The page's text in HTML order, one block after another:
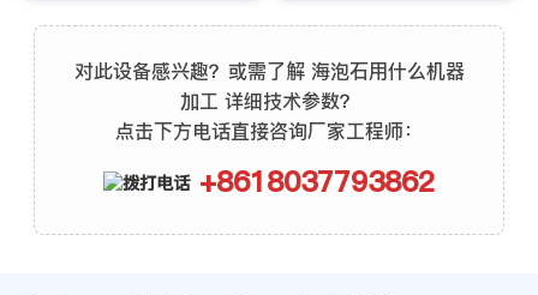
对此设备感兴趣？或需了解 海泡石用什么机器
加工 详细技术参数？
点击下方电话直接咨询厂家工程师：
+8618037793862